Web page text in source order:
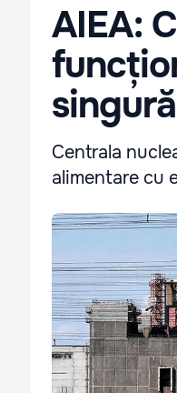
AIEA:
Centrala
alimentare cu